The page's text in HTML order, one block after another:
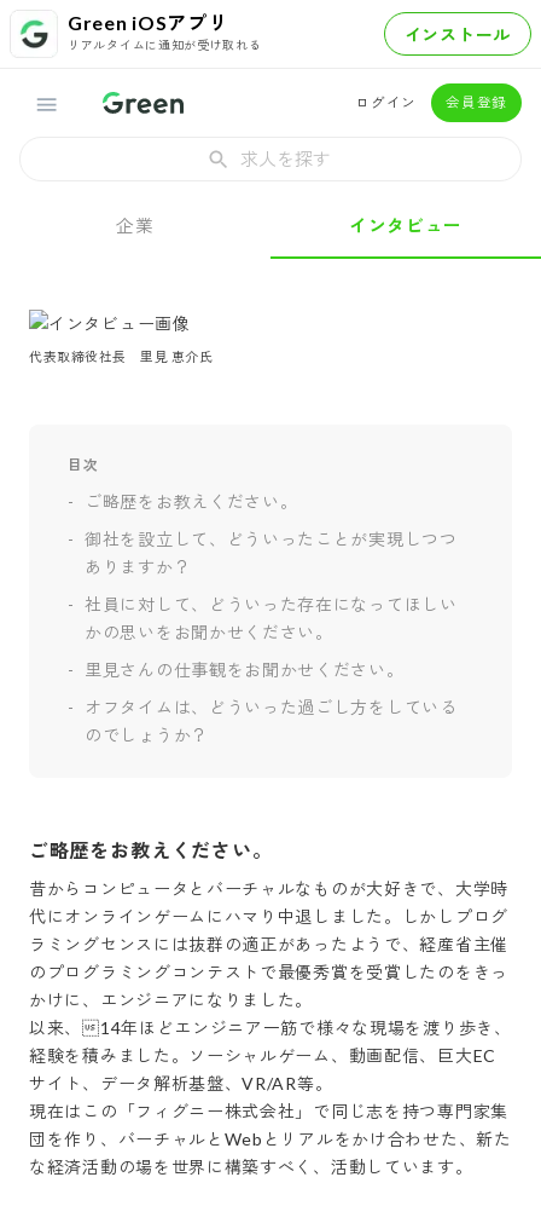
Green iOSアプリ
リアルタイムに通知が受け取れる インストール
ログイン 会員登録
求人を探す
企業 インタビュー
代表取締役社長　里見 恵介氏
目次
ご略歴をお教えください。
御社を設立して、どういったことが実現しつつ
ありますか？
社員に対して、どういった存在になってほしい
かの思いをお聞かせください。
里見さんの仕事観をお聞かせください。
オフタイムは、どういった過ごし方をしている
のでしょうか？
ご略歴をお教えください。
昔からコンピュータとバーチャルなものが大好きで、大学時
代にオンラインゲームにハマり中退しました。しかしプログ
ラミングセンスには抜群の適正があったようで、経産省主催
のプログラミングコンテストで最優秀賞を受賞したのをきっ
かけに、エンジニアになりました。
以来、14年ほどエンジニア一筋で様々な現場を渡り歩き、
経験を積みました。ソーシャルゲーム、動画配信、巨大EC
サイト、データ解析基盤、VR/AR等。
現在はこの「フィグニー株式会社」で同じ志を持つ専門家集
団を作り、バーチャルとWebとリアルをかけ合わせた、新た